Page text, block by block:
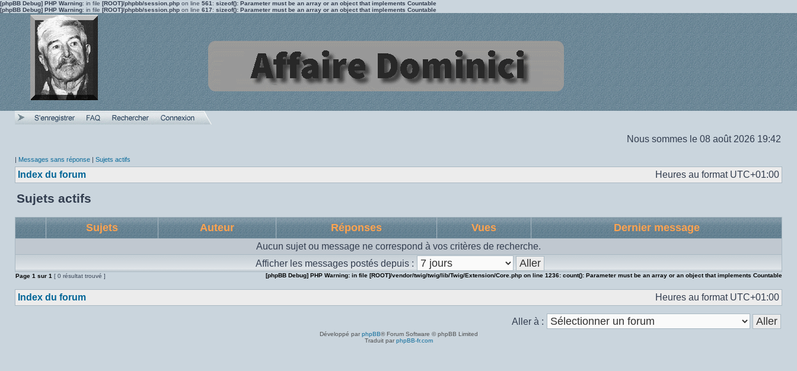
[phpBB Debug] PHP Warning: in file [ROOT]/phpbb/session.php on line 561 : sizeof(): Parameter must be an array or an object that implements Countable
[phpBB Debug] PHP Warning: in file [ROOT]/phpbb/session.php on line 617: sizeof(): Parameter must be an array or an object that implements Countable
Nous sommes le 08 août 2026 19:42
| Messages sans réponse | Sujets actifs
Index du forum Heures au format UTC+01:00
Sujets actifs
Sujets Auteur Réponses Vues Dernier message
Aucun sujet ou message ne correspond à vos critères de recherche.
Afficher les messages postés depuis :
Page 1 sur 1 [ 0 résultat trouvé ] [phpBB Debug] PHP Warning: in file [ROOT]/vendor/twig/twig/lib/Twig/Extension/Core.php on line 1236: count(): Parameter must be an array or an object that implements Countable
Index du forum Heures au format UTC+01:00
Aller à :
Développé par phpBB® Forum Software © phpBB Limited
Traduit par phpBB-fr.com